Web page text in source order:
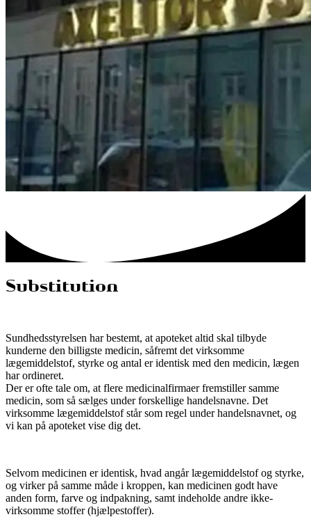
Substitution
Sundhedsstyrelsen har bestemt, at apoteket altid skal tilbyde
kunderne den billigste medicin, såfremt det virksomme
lægemiddelstof, styrke og antal er identisk med den medicin, lægen
har ordineret.
Der er ofte tale om, at flere medicinalfirmaer fremstiller samme
medicin, som så sælges under forskellige handelsnavne. Det
virksomme lægemiddelstof står som regel under handelsnavnet, og
vi kan på apoteket vise dig det.
Selvom medicinen er identisk, hvad angår lægemiddelstof og styrke,
og virker på samme måde i kroppen, kan medicinen godt have
anden form, farve og indpakning, samt indeholde andre ikke-
virksomme stoffer (hjælpestoffer).